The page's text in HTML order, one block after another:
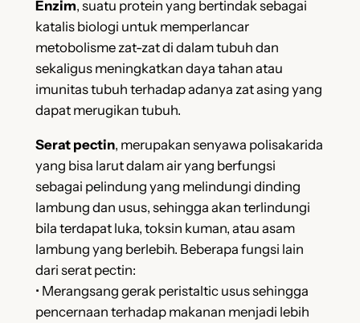
Enzim, suatu protein yang bertindak sebagai
katalis biologi untuk memperlancar
metobolisme zat-zat di dalam tubuh dan
sekaligus meningkatkan daya tahan atau
imunitas tubuh terhadap adanya zat asing yang
dapat merugikan tubuh.
Serat pectin, merupakan senyawa polisakarida
yang bisa larut dalam air yang berfungsi
sebagai pelindung yang melindungi dinding
lambung dan usus, sehingga akan terlindungi
bila terdapat luka, toksin kuman, atau asam
lambung yang berlebih. Beberapa fungsi lain
dari serat pectin:
• Merangsang gerak peristaltic usus sehingga
pencernaan terhadap makanan menjadi lebih